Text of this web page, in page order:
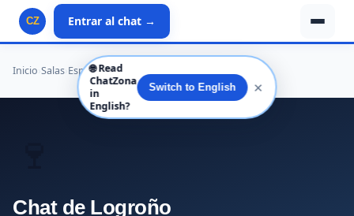
CZ Entrar al chat →
Inicio Salas España›La Rioja
Chat de Logroño
🌐 Read
ChatZona
in
English?
Switch to English ✕